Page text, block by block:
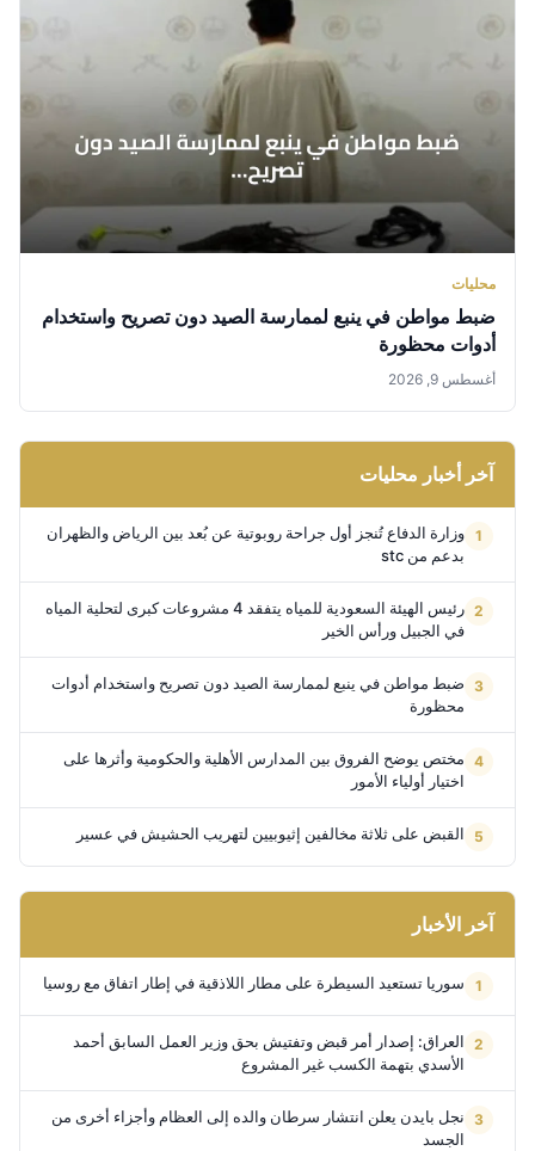
محليات
ضبط مواطن في ينبع لممارسة الصيد دون تصريح واستخدام
أدوات محظورة
أغسطس 9, 2026
آخر أخبار محليات
وزارة الدفاع تُنجز أول جراحة روبوتية عن بُعد بين الرياض والظهران
بدعم من stc
رئيس الهيئة السعودية للمياه يتفقد 4 مشروعات كبرى لتحلية المياه
في الجبيل ورأس الخير
ضبط مواطن في ينبع لممارسة الصيد دون تصريح واستخدام أدوات
محظورة
مختص يوضح الفروق بين المدارس الأهلية والحكومية وأثرها على
اختيار أولياء الأمور
القبض على ثلاثة مخالفين إثيوبيين لتهريب الحشيش في عسير
آخر الأخبار
سوريا تستعيد السيطرة على مطار اللاذقية في إطار اتفاق مع روسيا
العراق: إصدار أمر قبض وتفتيش بحق وزير العمل السابق أحمد
الأسدي بتهمة الكسب غير المشروع
نجل بايدن يعلن انتشار سرطان والده إلى العظام وأجزاء أخرى من
الجسد